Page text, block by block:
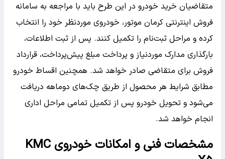
متقاضیان خرید خودرو در این طرح باید با مراجعه به سامانه
فروش اینترنتی کرمان موتور، خودروی موردنظر خود را انتخاب
کرده و مراحل ثبت‌نام را تکمیل کنند. پس از ثبت اطلاعات،
بارگذاری مدارک موردنیاز و پرداخت مبلغ پیش‌پرداخت، قرارداد
فروش برای متقاضی صادر خواهد شد. همچنین اقساط خودرو
مطابق شرایط هر محصول از طریق چک‌های دوماهه دریافت
می‌شود و تحویل خودرو پس از تکمیل تمامی مراحل اداری
انجام خواهد شد.
مشخصات فنی و امکانات خودروی KMC